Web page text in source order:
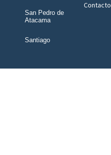
San Pedro de
Atacama
Santiago
Contacto